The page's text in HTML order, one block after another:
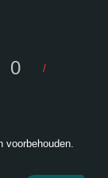
/
voorbehouden.